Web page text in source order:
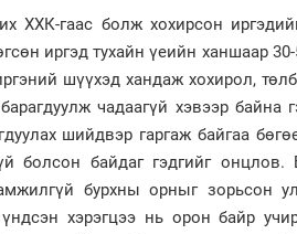
ХХК-гаас болж хохирсон
иргэд тухайн үеийн ханшаар
шүүхэд хандаж хохирол,
чадаагүй хэвээр
шийдвэр гаргаж байгаа
болсон байдаг гэдгийг
бурхны орныг зорьсон
үндсэн хэрэгцээ нь орон байр